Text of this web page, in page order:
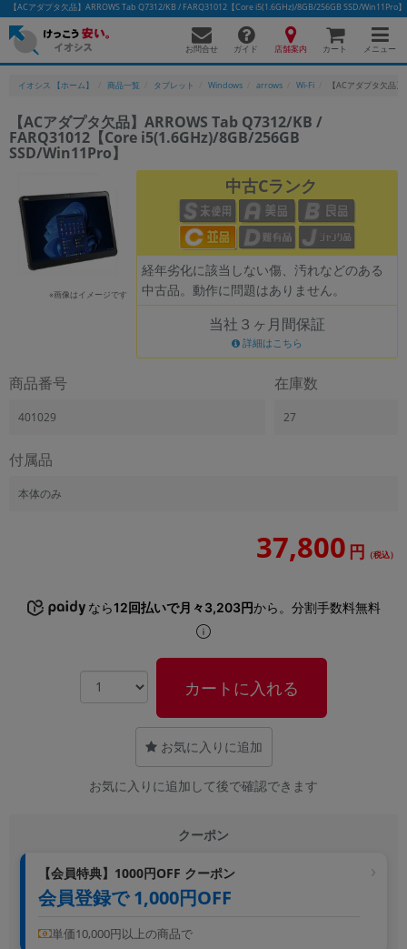
【ACアダプタ欠品】ARROWS Tab Q7312/KB / FARQ31012【Core i5(1.6GHz)/8GB/256GB SSD/
お問合せ ガイド 店舗案内 カート メニュー
イオシス 【ホーム】 商品一覧 タブレット Windows arrows Wi-Fi 【ACアダプタ欠品
【ACアダプタ欠品】ARROWS Tab Q7312/KB /
FARQ31012【Core i5(1.6GHz)/8GB/256GB
SSD/Win11Pro】
※画像はイメージです
中古Cランク
経年劣化に該当しない傷、汚れなどのある
中古品。動作に問題はありません。
当社３ヶ月間保証
詳細はこちら
商品番号
401029
在庫数
27
付属品
本体のみ
37,800 円 （税込）
なら12回払いで月々3,203円から。分割手数料無料
カートに入れる
お気に入りに追加
お気に入りに追加して後で確認できます
クーポン
【会員特典】1000円OFF クーポン
会員登録で 1,000円OFF
単価10,000円以上の商品で
かんたんパソコン検索に切り替える
フリーワード
除外ワード
EliteBookMacBook
シリーズ
製造、販売メーカーの絞り込み
~